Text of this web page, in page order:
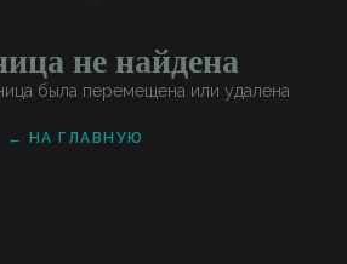
не найдена
была перемещена или удалена
← НА ГЛАВНУЮ